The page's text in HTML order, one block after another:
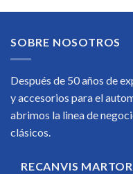
SOBRE NOSOTROS
Después de 50 años de
y accesorios para el
abrimos la linea de
clásicos.
RECANVIS